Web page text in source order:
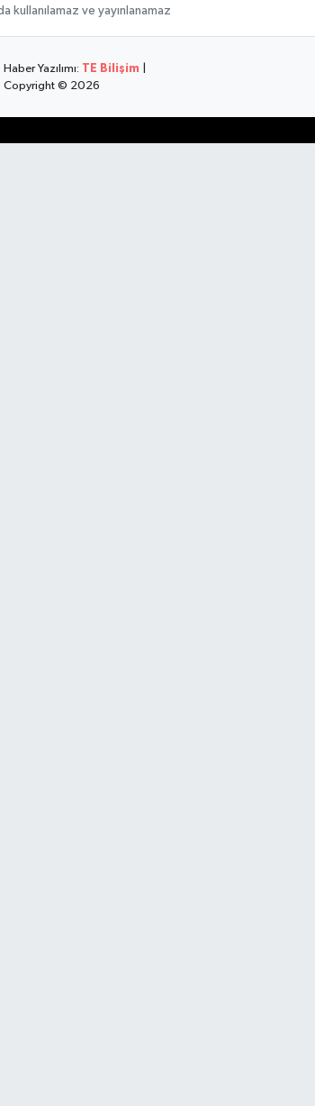
kullanılamaz ve yayınlanamaz
Haber Yazılımı: TE Bilişim
Copyright © 2026